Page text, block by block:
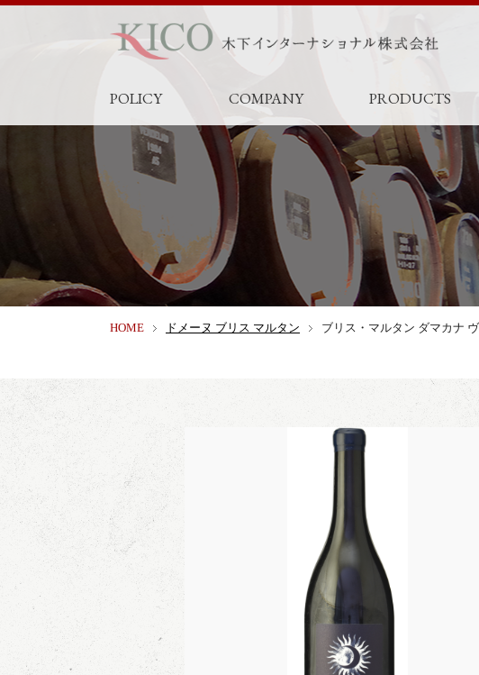
POLICY COMPANY PRODUCTS
HOME ドメーヌ ブリス マルタン ブリス・マルタン ダマカナ